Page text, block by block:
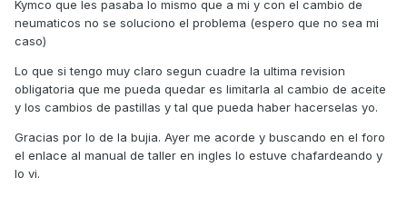
Kymco que les pasaba lo mismo que a mi y con el cambio de
neumaticos no se soluciono el problema (espero que no sea mi
caso)
Lo que si tengo muy claro segun cuadre la ultima revision
obligatoria que me pueda quedar es limitarla al cambio de aceite
y los cambios de pastillas y tal que pueda haber hacerselas yo.
Gracias por lo de la bujia. Ayer me acorde y buscando en el foro
el enlace al manual de taller en ingles lo estuve chafardeando y
lo vi.